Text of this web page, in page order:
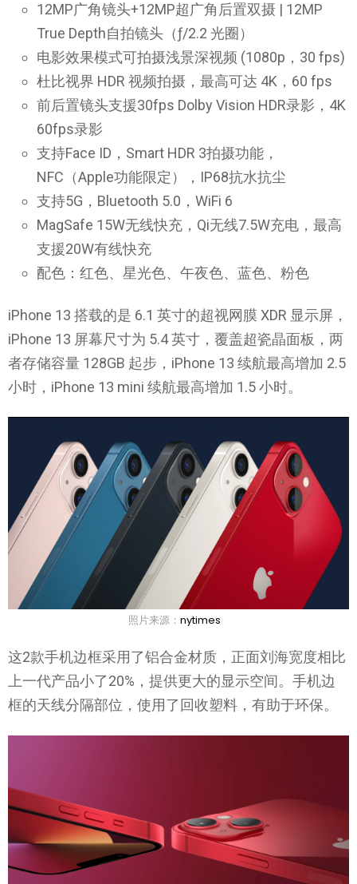
12MP广角镜头+12MP超广角后置双摄 | 12MP
True Depth自拍镜头（ƒ/2.2 光圈）
电影效果模式可拍摄浅景深视频 (1080p，30 fps)
杜比视界 HDR 视频拍摄，最高可达 4K，60 fps
前后置镜头支援30fps Dolby Vision HDR录影，4K
60fps录影
支持Face ID，Smart HDR 3拍摄功能，
NFC（Apple功能限定），IP68抗水抗尘
支持5G，Bluetooth 5.0，WiFi 6
MagSafe 15W无线快充，Qi无线7.5W充电，最高
支援20W有线快充
配色：红色、星光色、午夜色、蓝色、粉色
iPhone 13 搭载的是 6.1 英寸的超视网膜 XDR 显示屏，
iPhone 13 屏幕尺寸为 5.4 英寸，覆盖超瓷晶面板，两
者存储容量 128GB 起步，iPhone 13 续航最高增加 2.5
小时，iPhone 13 mini 续航最高增加 1.5 小时。
照片来源： nytimes
这2款手机边框采用了铝合金材质，正面刘海宽度相比
上一代产品小了20%，提供更大的显示空间。手机边
框的天线分隔部位，使用了回收塑料，有助于环保。